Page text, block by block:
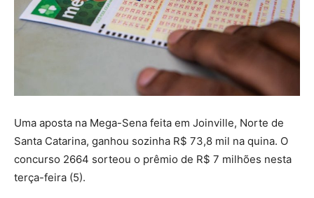
Uma aposta na Mega-Sena feita em Joinville, Norte de
Santa Catarina, ganhou sozinha R$ 73,8 mil na quina. O
concurso 2664 sorteou o prêmio de R$ 7 milhões nesta
terça-feira (5).